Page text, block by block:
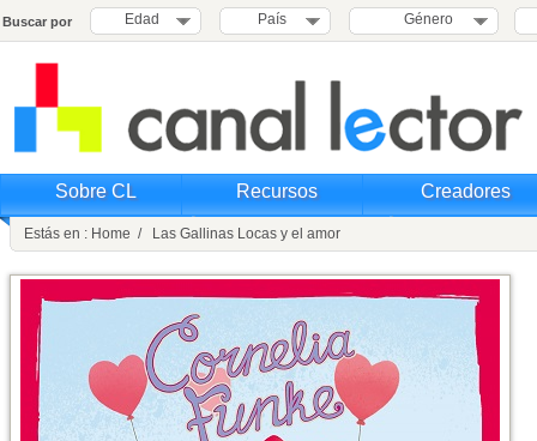
Buscar por Edad País Género
Sobre CL Recursos Creadores
Estás en : Home / Las Gallinas Locas y el amor